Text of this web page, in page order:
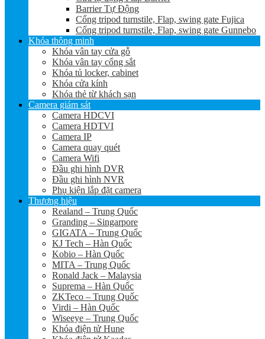
Barrier Tự Động
Cổng tripod turnstile, Flap, swing gate Fujica
Cổng tripod turnstile, Flap, swing gate Gunnebo
Khóa thông minh
Khóa vân tay cửa gỗ
Khóa vân tay cổng sắt
Khóa tủ locker, cabinet
Khóa cửa kính
Khóa thẻ từ khách sạn
Camera giám sát
Camera HDCVI
Camera HDTVI
Camera IP
Camera quay quét
Camera Wifi
Đầu ghi hình DVR
Đầu ghi hình NVR
Phụ kiện lắp đặt camera
Thương hiệu
Realand – Trung Quốc
Granding – Singarpore
GIGATA – Trung Quốc
KJ Tech – Hàn Quốc
Kobio – Hàn Quốc
MITA – Trung Quốc
Ronald Jack – Malaysia
Suprema – Hàn Quốc
ZKTeco – Trung Quốc
Virdi – Hàn Quốc
Wiseeye – Trung Quốc
Khóa điện tử Hune